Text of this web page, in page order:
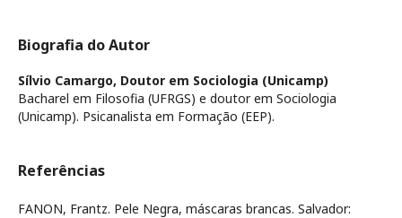
Biografia do Autor
Sílvio Camargo, Doutor em Sociologia (Unicamp)
Bacharel em Filosofia (UFRGS) e doutor em Sociologia
(Unicamp). Psicanalista em Formação (EEP).
Referências
FANON, Frantz. Pele Negra, máscaras brancas. Salvador: